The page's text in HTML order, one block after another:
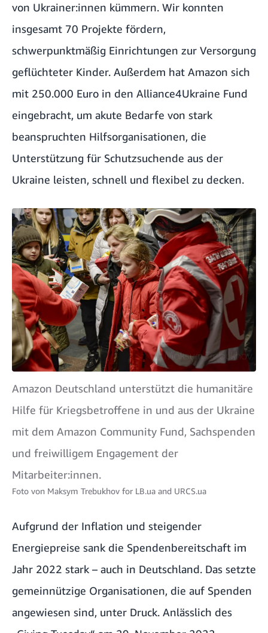
von Ukrainer:innen kümmern. Wir konnten
insgesamt 70 Projekte fördern,
schwerpunktmäßig Einrichtungen zur Versorgung
geflüchteter Kinder. Außerdem hat Amazon sich
mit 250.000 Euro in den Alliance4Ukraine Fund
eingebracht, um akute Bedarfe von stark
beanspruchten Hilfsorganisationen, die
Unterstützung für Schutzsuchende aus der
Ukraine leisten, schnell und flexibel zu decken.
Amazon Deutschland unterstützt die humanitäre
Hilfe für Kriegsbetroffene in und aus der Ukraine
mit dem Amazon Community Fund, Sachspenden
und freiwilligem Engagement der
Mitarbeiter:innen.
Foto von Maksym Trebukhov for LB.ua and URCS.ua
Aufgrund der Inflation und steigender
Energiepreise sank die Spendenbereitschaft im
Jahr 2022 stark – auch in Deutschland. Das setzte
gemeinnützige Organisationen, die auf Spenden
angewiesen sind, unter Druck. Anlässlich des